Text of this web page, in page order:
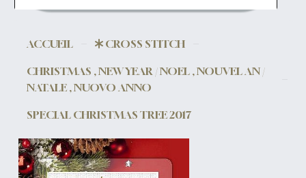
ACCUEIL
CROSS STITCH
CHRISTMAS , NEW YEAR / NOEL , NOUVEL AN /
NATALE , NUOVO ANNO
SPECIAL CHRISTMAS TREE 2017